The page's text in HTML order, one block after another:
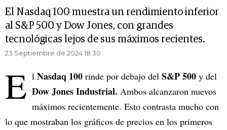
El Nasdaq 100 muestra un rendimiento inferior
al S&P 500 y Dow Jones, con grandes
tecnológicas lejos de sus máximos recientes.
23 Septiembre de 2024 18.30
E l Nasdaq 100 rinde por debajo del S&P 500 y del
Dow Jones Industrial. Ambos alcanzaron nuevos
máximos recientemente. Esto contrasta mucho con
lo que mostraban los gráficos de precios en los primeros